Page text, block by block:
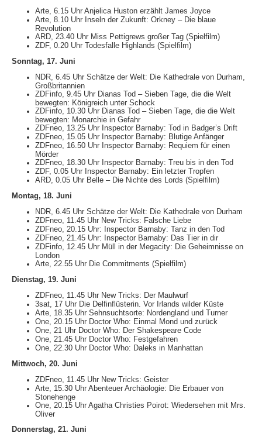
Arte, 6.15 Uhr Anjelica Huston erzählt James Joyce
Arte, 8.10 Uhr Inseln der Zukunft: Orkney – Die blaue
Revolution
ARD, 23.40 Uhr Miss Pettigrews großer Tag (Spielfilm)
ZDF, 0.20 Uhr Todesfalle Highlands (Spielfilm)
Sonntag, 17. Juni
NDR, 6.45 Uhr Schätze der Welt: Die Kathedrale von Durham,
Großbritannien
ZDFinfo, 9.45 Uhr Dianas Tod – Sieben Tage, die die Welt
bewegten: Königreich unter Schock
ZDFinfo, 10.30 Uhr Dianas Tod – Sieben Tage, die die Welt
bewegten: Monarchie in Gefahr
ZDFneo, 13.25 Uhr Inspector Barnaby: Tod in Badger’s Drift
ZDFneo, 15.05 Uhr Inspector Barnaby: Blutige Anfänger
ZDFneo, 16.50 Uhr Inspector Barnaby: Requiem für einen
Mörder
ZDFneo, 18.30 Uhr Inspector Barnaby: Treu bis in den Tod
ZDF, 0.05 Uhr Inspector Barnaby: Ein letzter Tropfen
ARD, 0.05 Uhr Belle – Die Nichte des Lords (Spielfilm)
Montag, 18. Juni
NDR, 6.45 Uhr Schätze der Welt: Die Kathedrale von Durham
ZDFneo, 11.45 Uhr New Tricks: Falsche Liebe
ZDFneo, 20.15 Uhr: Inspector Barnaby: Tanz in den Tod
ZDFneo, 21.45 Uhr: Inspector Barnaby: Das Tier in dir
ZDFinfo, 12.45 Uhr Müll in der Megacity: Die Geheimnisse on
London
Arte, 22.55 Uhr Die Commitments (Spielfilm)
Dienstag, 19. Juni
ZDFneo, 11.45 Uhr New Tricks: Der Maulwurf
3sat, 17 Uhr Die Delfinflüsterin. Vor Irlands wilder Küste
Arte, 18.35 Uhr Sehnsuchtsorte: Nordengland und Turner
One, 20.15 Uhr Doctor Who: Einmal Mond und zurück
One, 21 Uhr Doctor Who: Der Shakespeare Code
One, 21.45 Uhr Doctor Who: Festgefahren
One, 22.30 Uhr Doctor Who: Daleks in Manhattan
Mittwoch, 20. Juni
ZDFneo, 11.45 Uhr New Tricks: Geister
Arte, 15.30 Uhr Abenteuer Archäologie: Die Erbauer von
Stonehenge
One, 20.15 Uhr Agatha Christies Poirot: Wiedersehen mit Mrs.
Oliver
Donnerstag, 21. Juni